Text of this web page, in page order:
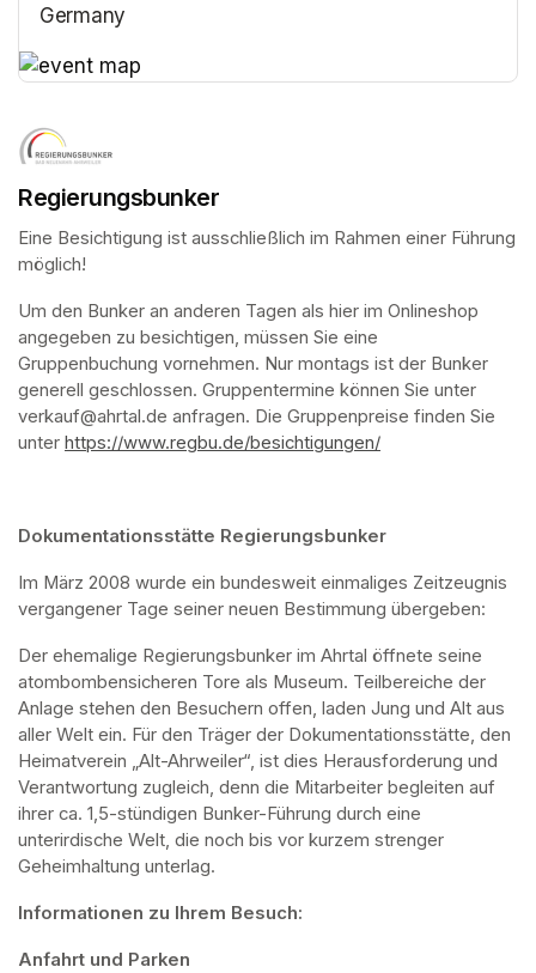
Germany
Regierungsbunker
Eine Besichtigung ist ausschließlich im Rahmen einer Führung
möglich!
Um den Bunker an anderen Tagen als hier im Onlineshop
angegeben zu besichtigen, müssen Sie eine
Gruppenbuchung vornehmen. Nur montags ist der Bunker
generell geschlossen. Gruppentermine können Sie unter
verkauf@ahrtal.de anfragen. Die Gruppenpreise finden Sie
unter https://www.regbu.de/besichtigungen/
Dokumentationsstätte Regierungsbunker
Im März 2008 wurde ein bundesweit einmaliges Zeitzeugnis
vergangener Tage seiner neuen Bestimmung übergeben:
Der ehemalige Regierungsbunker im Ahrtal öffnete seine
atombombensicheren Tore als Museum. Teilbereiche der
Anlage stehen den Besuchern offen, laden Jung und Alt aus
aller Welt ein. Für den Träger der Dokumentationsstätte, den
Heimatverein „Alt-Ahrweiler“, ist dies Herausforderung und
Verantwortung zugleich, denn die Mitarbeiter begleiten auf
ihrer ca. 1,5-stündigen Bunker-Führung durch eine
unterirdische Welt, die noch bis vor kurzem strenger
Geheimhaltung unterlag.
Informationen zu Ihrem Besuch:
Anfahrt und Parken